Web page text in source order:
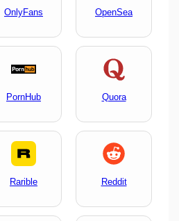
OnlyFans OpenSea
PornHub Quora
Rarible Reddit